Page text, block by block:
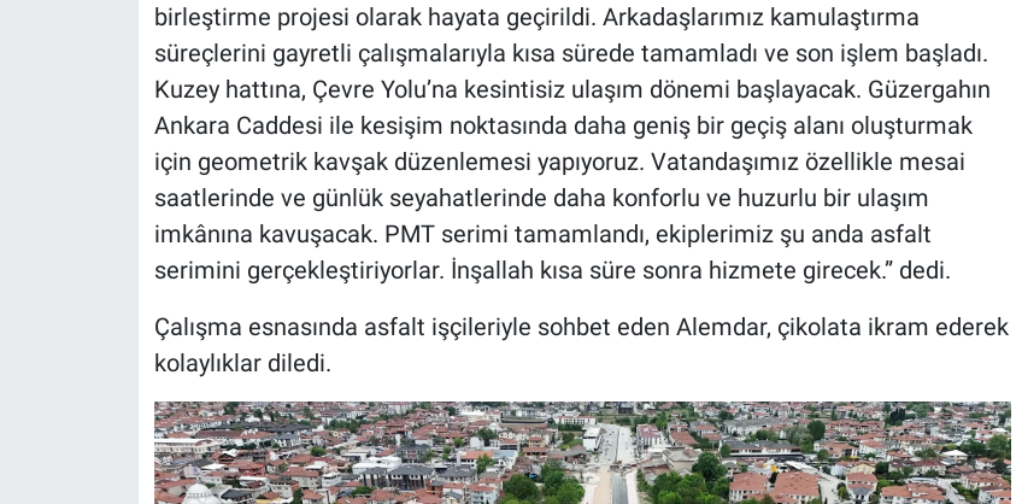
birleştirme projesi olarak hayata geçirildi. Arkadaşlarımız kamulaştırma
süreçlerini gayretli çalışmalarıyla kısa sürede tamamladı ve son işlem başladı.
Kuzey hattına, Çevre Yolu’na kesintisiz ulaşım dönemi başlayacak. Güzergahın
Ankara Caddesi ile kesişim noktasında daha geniş bir geçiş alanı oluşturmak
için geometrik kavşak düzenlemesi yapıyoruz. Vatandaşımız özellikle mesai
saatlerinde ve günlük seyahatlerinde daha konforlu ve huzurlu bir ulaşım
imkânına kavuşacak. PMT serimi tamamlandı, ekiplerimiz şu anda asfalt
serimini gerçekleştiriyorlar. İnşallah kısa süre sonra hizmete girecek.” dedi.
Çalışma esnasında asfalt işçileriyle sohbet eden Alemdar, çikolata ikram ederek
kolaylıklar diledi.